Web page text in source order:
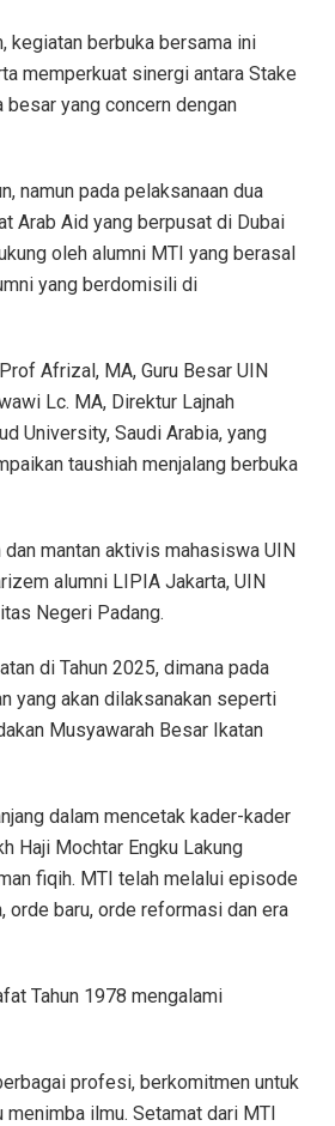
kegiatan berbuka bersama ini
memperkuat sinergi antara Stake
yang concern dengan
namun pada pelaksanaan dua
Arab Aid yang berpusat di Dubai
oleh alumni MTI yang berasal
yang berdomisili di
Afrizal, MA, Guru Besar UIN
Lc. MA, Direktur Lajnah
University, Saudi Arabia, yang
taushiah menjalang berbuka
mantan aktivis mahasiswa UIN
alumni LIPIA Jakarta, UIN
Negeri Padang.
di Tahun 2025, dimana pada
yang akan dilaksanakan seperti
Musyawarah Besar Ikatan
dalam mencetak kader-kader
Haji Mochtar Engku Lakung
fiqih. MTI telah melalui episode
orde baru, orde reformasi dan era
Tahun 1978 mengalami
profesi, berkomitmen untuk
ilmu. Setamat dari MTI